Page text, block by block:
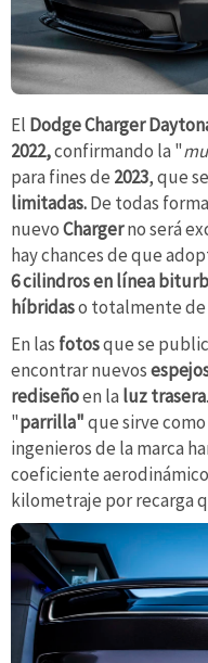
El Dodge Charger
2022,confirmando la "
para fines de 2023, que
limitadas.De todas
nuevoChargerno será
hay chances de que
6 cilindros en línea
híbridaso totalmente de
En las fotosque se
encontrar nuevos
rediseñoen la luz trasera
"parrilla"que sirve
ingenieros de la marca
coeficiente
kilometraje por recarga